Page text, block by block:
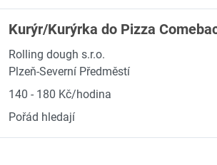
Kurýr/Kurýrka do Pizza
Rolling dough s.r.o.
Plzeň-Severní Předměstí
140 - 180 Kč/hodina
Pořád hledají